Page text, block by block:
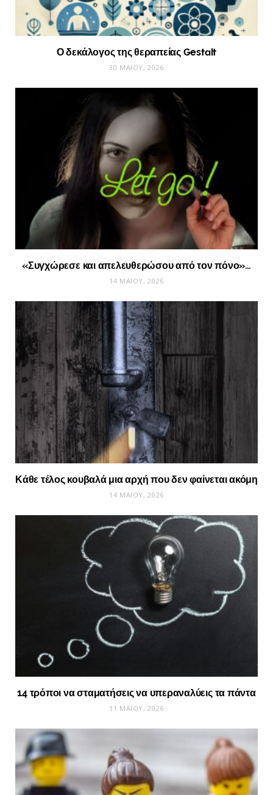
Ο δεκάλογος της θεραπείας Gestalt
30 ΜΑΪ́ΟΥ, 2026
«Συγχώρεσε και απελευθερώσου από τον πόνο»…
14 ΜΑΪ́ΟΥ, 2026
Κάθε τέλος κουβαλά μια αρχή που δεν φαίνεται ακόμη
14 ΜΑΪ́ΟΥ, 2026
14 τρόποι να σταματήσεις να υπεραναλύεις τα πάντα
11 ΜΑΪ́ΟΥ, 2026